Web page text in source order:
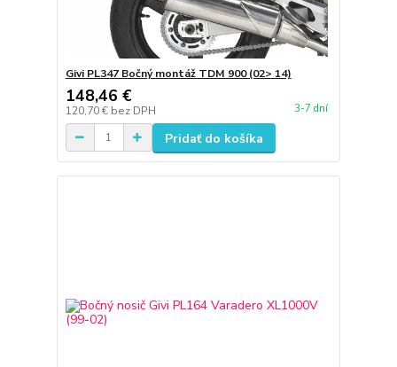
Givi PL347 Bočný montáž TDM 900 (02> 14)
148,46 €
120,70 € bez DPH 3-7 dní
Pridať do košíka